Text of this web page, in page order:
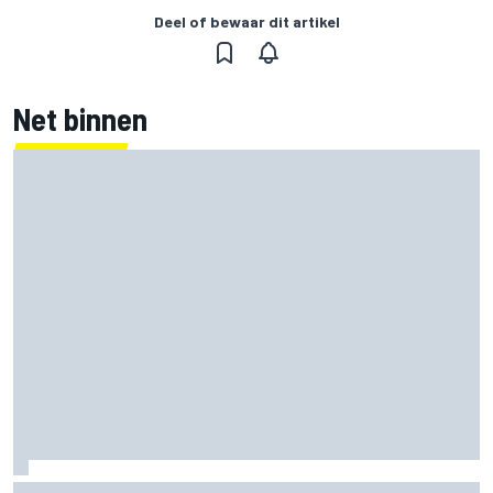
Deel of bewaar dit artikel
Net binnen